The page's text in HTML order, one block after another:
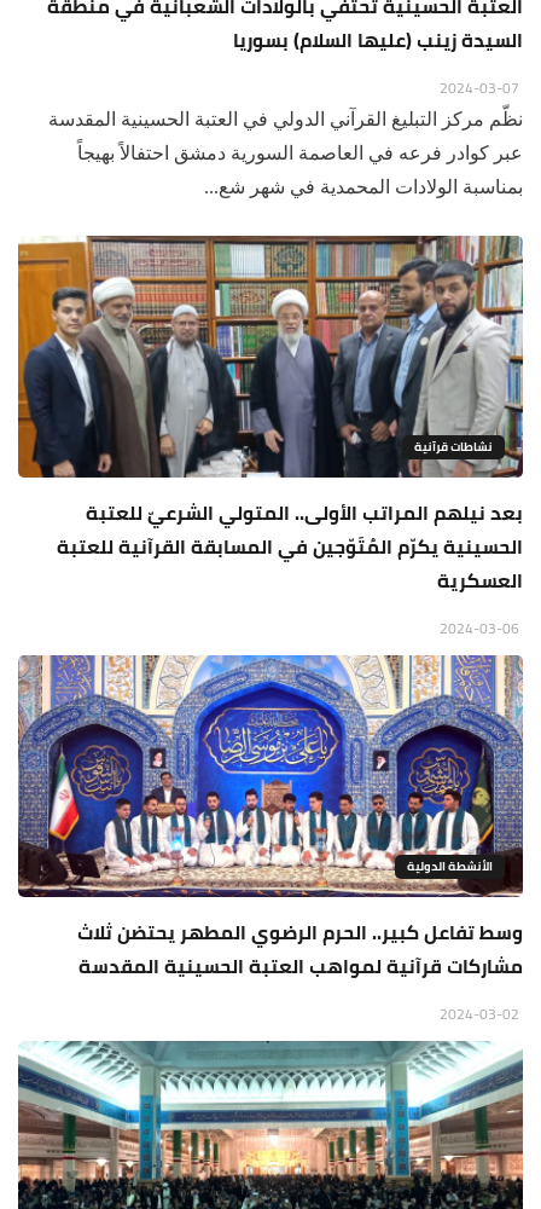
السيدة زينب (عليها السلام) بسوريا
نظّم مركز التبليغ القرآني الدولي في العتبة الحسينية المقدسة
عبر كوادر فرعه في العاصمة السورية دمشق احتفالاً بهيجاً
بمناسبة الولادات المحمدية في شهر شع...
نشاطات قرآنية
بعد نيلهم المراتب الأولى.. المتولي الشرعيّ للعتبة
الحسينية يكرّم المُتَوّجين في المسابقة القرآنية للعتبة
العسكرية
الأنشطة الدولية
وسط تفاعل كبير.. الحرم الرضوي المطهر يحتضن ثلاث
مشاركات قرآنية لمواهب العتبة الحسينية المقدسة